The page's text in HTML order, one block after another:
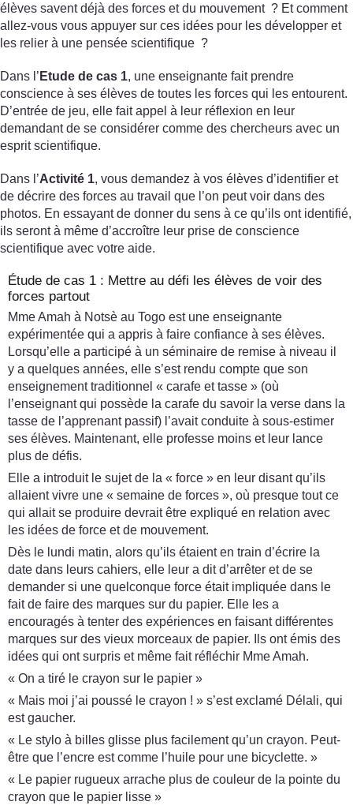
élèves savent déjà des forces et du mouvement ? Et comment
allez-vous vous appuyer sur ces idées pour les développer et
les relier à une pensée scientifique ?
Dans l’ Etude de cas 1, une enseignante fait prendre
conscience à ses élèves de toutes les forces qui les entourent.
D’entrée de jeu, elle fait appel à leur réflexion en leur
demandant de se considérer comme des chercheurs avec un
esprit scientifique.
Dans l’Activité 1, vous demandez à vos élèves d’identifier et
de décrire des forces au travail que l’on peut voir dans des
photos. En essayant de donner du sens à ce qu’ils ont identifié,
ils seront à même d’accroître leur prise de conscience
scientifique avec votre aide.
Étude de cas 1 : Mettre au défi les élèves de voir des
forces partout
Mme Amah à Notsè au Togo est une enseignante
expérimentée qui a appris à faire confiance à ses élèves.
Lorsqu’elle a participé à un séminaire de remise à niveau il
y a quelques années, elle s’est rendu compte que son
enseignement traditionnel « carafe et tasse » (où
l’enseignant qui possède la carafe du savoir la verse dans la
tasse de l’apprenant passif) l’avait conduite à sous-estimer
ses élèves. Maintenant, elle professe moins et leur lance
plus de défis.
Elle a introduit le sujet de la « force » en leur disant qu’ils
allaient vivre une « semaine de forces », où presque tout ce
qui allait se produire devrait être expliqué en relation avec
les idées de force et de mouvement.
Dès le lundi matin, alors qu’ils étaient en train d’écrire la
date dans leurs cahiers, elle leur a dit d’arrêter et de se
demander si une quelconque force était impliquée dans le
fait de faire des marques sur du papier. Elle les a
encouragés à tenter des expériences en faisant différentes
marques sur des vieux morceaux de papier. Ils ont émis des
idées qui ont surpris et même fait réfléchir Mme Amah.
« On a tiré le crayon sur le papier »
« Mais moi j’ai poussé le crayon ! » s’est exclamé Délali, qui
est gaucher.
« Le stylo à billes glisse plus facilement qu’un crayon. Peut-
être que l’encre est comme l’huile pour une bicyclette. »
« Le papier rugueux arrache plus de couleur de la pointe du
crayon que le papier lisse »